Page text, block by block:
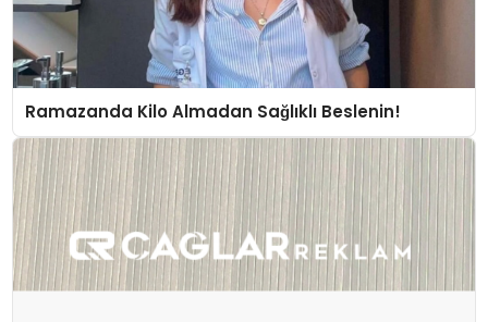
Ramazanda Kilo Almadan Sağlıklı Beslenin!